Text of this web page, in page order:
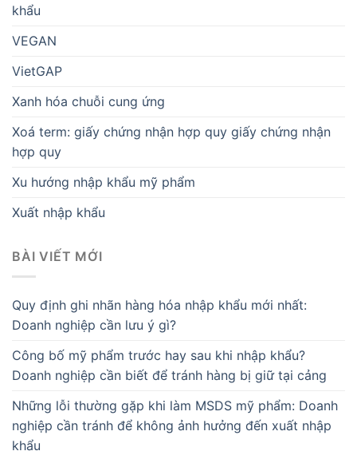
khẩu
VEGAN
VietGAP
Xanh hóa chuỗi cung ứng
Xoá term: giấy chứng nhận hợp quy giấy chứng nhận
hợp quy
Xu hướng nhập khẩu mỹ phẩm
Xuất nhập khẩu
BÀI VIẾT MỚI
Quy định ghi nhãn hàng hóa nhập khẩu mới nhất:
Doanh nghiệp cần lưu ý gì?
Công bố mỹ phẩm trước hay sau khi nhập khẩu?
Doanh nghiệp cần biết để tránh hàng bị giữ tại cảng
Những lỗi thường gặp khi làm MSDS mỹ phẩm: Doanh
nghiệp cần tránh để không ảnh hưởng đến xuất nhập
khẩu